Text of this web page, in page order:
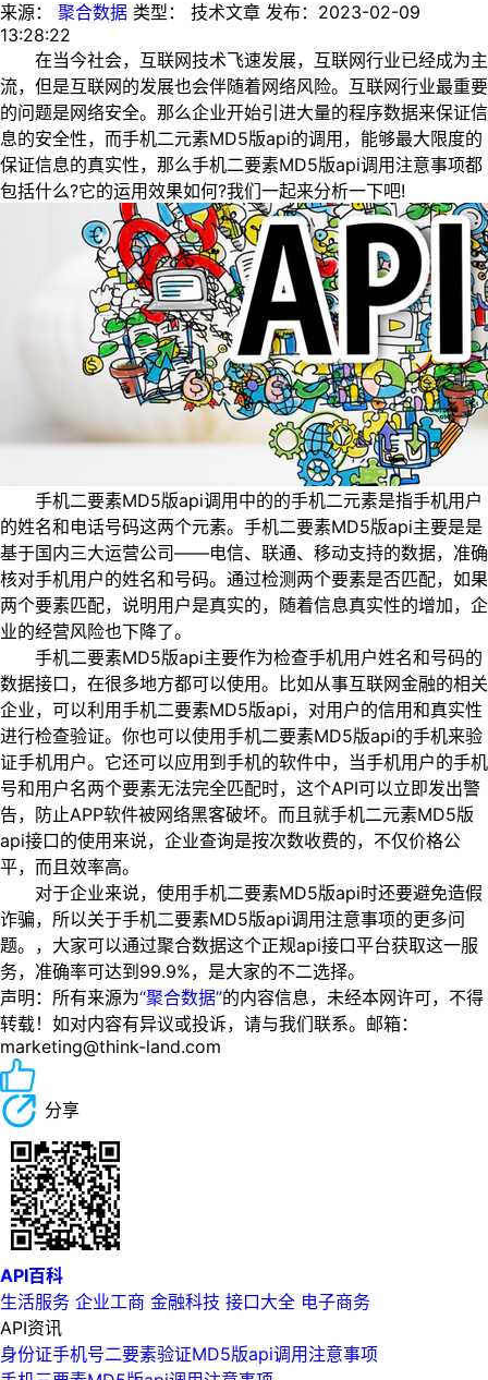
来源： 聚合数据 类型： 技术文章 发布： 2023-02-09
13:28:22
在当今社会，互联网技术飞速发展，互联网行业已经成为主
流，但是互联网的发展也会伴随着网络风险。互联网行业最重要
的问题是网络安全。那么企业开始引进大量的程序数据来保证信
息的安全性，而手机二元素MD5版api的调用，能够最大限度的
保证信息的真实性，那么手机二要素MD5版api调用注意事项都
包括什么?它的运用效果如何?我们一起来分析一下吧!
手机二要素MD5版api调用中的的手机二元素是指手机用户
的姓名和电话号码这两个元素。手机二要素MD5版api主要是是
基于国内三大运营公司——电信、联通、移动支持的数据，准确
核对手机用户的姓名和号码。通过检测两个要素是否匹配，如果
两个要素匹配，说明用户是真实的，随着信息真实性的增加，企
业的经营风险也下降了。
手机二要素MD5版api主要作为检查手机用户姓名和号码的
数据接口，在很多地方都可以使用。比如从事互联网金融的相关
企业，可以利用手机二要素MD5版api，对用户的信用和真实性
进行检查验证。你也可以使用手机二要素MD5版api的手机来验
证手机用户。它还可以应用到手机的软件中，当手机用户的手机
号和用户名两个要素无法完全匹配时，这个API可以立即发出警
告，防止APP软件被网络黑客破坏。而且就手机二元素MD5版
api接口的使用来说，企业查询是按次数收费的，不仅价格公
平，而且效率高。
对于企业来说，使用手机二要素MD5版api时还要避免造假
诈骗，所以关于手机二要素MD5版api调用注意事项的更多问
题。，大家可以通过聚合数据这个正规api接口平台获取这一服
务，准确率可达到99.9%，是大家的不二选择。
声明：所有来源为“聚合数据”的内容信息，未经本网许可，不得
转载！如对内容有异议或投诉，请与我们联系。邮箱：
marketing@think-land.com
分享
API百科
生活服务 企业工商 金融科技 接口大全 电子商务
API资讯
身份证手机号二要素验证MD5版api调用注意事项